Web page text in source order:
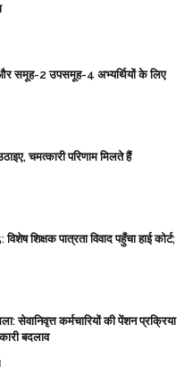
समूह-2 उपसमूह-4 अभ्यर्थियों के लिए
चमत्कारी परिणाम मिलते हैं
शिक्षक पात्रता विवाद पहुँचा हाई कोर्ट;
सेवानिवृत्त कर्मचारियों की पेंशन प्रक्रिया
बदलाव